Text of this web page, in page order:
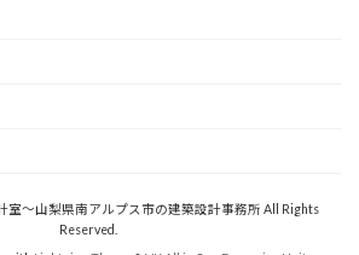
室～山梨県南アルプス市の建築設計事務所 All Rights
Reserved.